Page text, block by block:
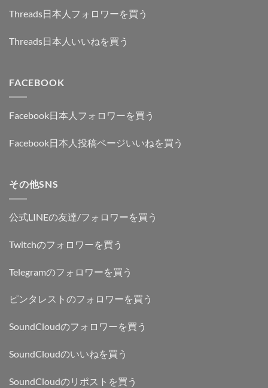
Threads日本人フォロワーを買う
Threads日本人いいねを買う
FACEBOOK
Facebook日本人フォロワーを買う
Facebook日本人投稿ページいいねを買う
その他SNS
公式LINEの友達/フォロワーを買う
Twitchのフォロワーを買う
Telegramのフォロワーを買う
ピンタレストのフォロワーを買う
SoundCloudのフォロワーを買う
SoundCloudのいいねを買う
SoundCloudのリポストを買う